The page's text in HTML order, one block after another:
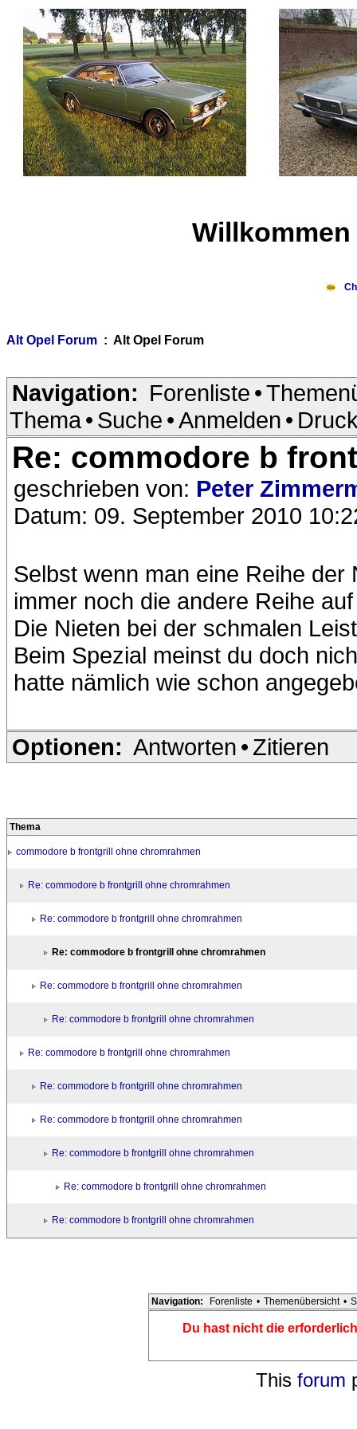
Alt Opel Forum : Alt Opel Forum
Navigation: Forenliste •
Thema• Suche •Anmelden •
Re: commodore b
geschrieben von: Peter
Datum: 09. September 2010
Selbst wenn man eine Reihe
immer noch die andere Reihe
Die Nieten bei der schmalen
Beim Spezial meinst du doch
hatte nämlich wie schon
Optionen: Antworten • Zitieren
Thema
commodore b frontgrill ohne chromrahmen
Re: commodore b frontgrill ohne chromrahmen
Re: commodore b frontgrill ohne chromrahmen
Re: commodore b frontgrill ohne chromrahmen
Re: commodore b frontgrill ohne chromrahmen
Re: commodore b frontgrill ohne chromrahmen
Re: commodore b frontgrill ohne chromrahmen
Re: commodore b frontgrill ohne chromrahmen
Re: commodore b frontgrill ohne chromrahmen
Re: commodore b frontgrill ohne chromrahmen
Re: commodore b frontgrill ohne chromrahmen
Re: commodore b frontgrill ohne chromrahmen
Navigation: Forenliste • Themenübersicht •
Du hast nicht die
This forum